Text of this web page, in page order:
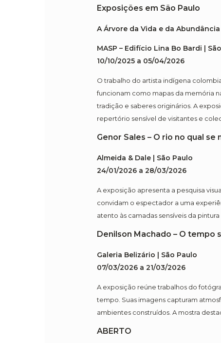
Exposições em São Paulo
A Árvore da Vida e da
MASP – Edifício Lina Bo Bardi |
10/10/2025 a 05/04/2026
O trabalho do artista indígena
funcionam como mapas da memória
tradição e saberes originários. A
repertório sensível de visitantes e
Genor Sales – O rio no qual se
Almeida & Dale | São Paulo
24/01/2026 a 28/03/2026
A exposição apresenta a pesquisa
convidam o espectador a uma
atento às camadas sensíveis da
Denilson Machado – O tempo
Galeria Belizário | São Paulo
07/03/2026 a 21/03/2026
A exposição reúne trabalhos do
tempo. Suas imagens capturam
ambientes construídos. A mostra
ABERTO